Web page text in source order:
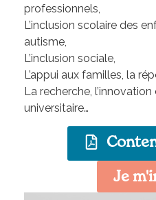
professionnels,
L’inclusion scolaire des
autisme,
L’inclusion sociale,
L’appui aux familles, la
La recherche, l’innovation
universitaire…
Je